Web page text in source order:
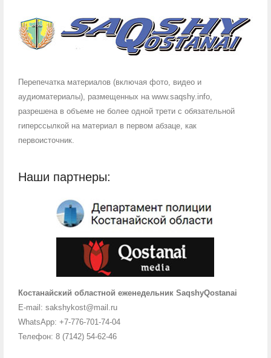
Перепечатка материалов (включая фото, видео и
аудиоматериалы), размещенных на www.saqshy.info,
разрешена в объеме не более одной трети с обязательной
гиперссылкой на материал в первом абзаце, как
первоисточник.
Наши партнеры:
Костанайский областной еженедельник SaqshyQostanai
E-mail: sakshykost@mail.ru
WhatsApp: +7-776-701-74-04
Телефон: 8 (7142) 54-62-46